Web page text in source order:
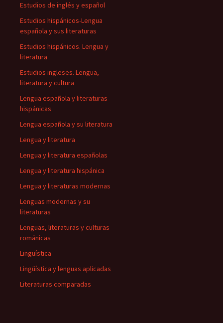
Estudios de inglés y español
Estudios hispánicos-Lengua
española y sus literaturas
Estudios hispánicos. Lengua y
literatura
Estudios ingleses. Lengua,
literatura y cultura
Lengua española y literaturas
hispánicas
Lengua española y su literatura
Lengua y literatura
Lengua y literatura españolas
Lengua y literatura hispánica
Lengua y literaturas modernas
Lenguas modernas y su
literaturas
Lenguas, literaturas y culturas
románicas
Lingüística
Lingüística y lenguas aplicadas
Literaturas comparadas